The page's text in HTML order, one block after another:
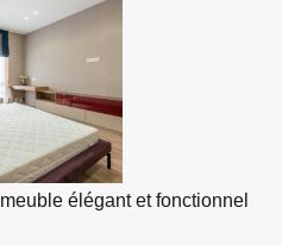
élégant et fonctionnel